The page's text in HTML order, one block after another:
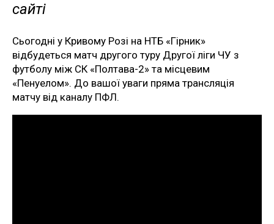
сайті
Сьогодні у Кривому Розі на НТБ «Гірник»
відбудеться матч другого туру Другої ліги ЧУ з
футболу між СК «Полтава-2» та місцевим
«Пенуелом». До вашої уваги пряма трансляція
матчу від каналу ПФЛ.